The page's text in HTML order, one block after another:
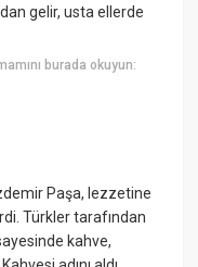
gelir, usta ellerde
burada okuyun:
Paşa, lezzetine
Türkler tarafından
kahve,